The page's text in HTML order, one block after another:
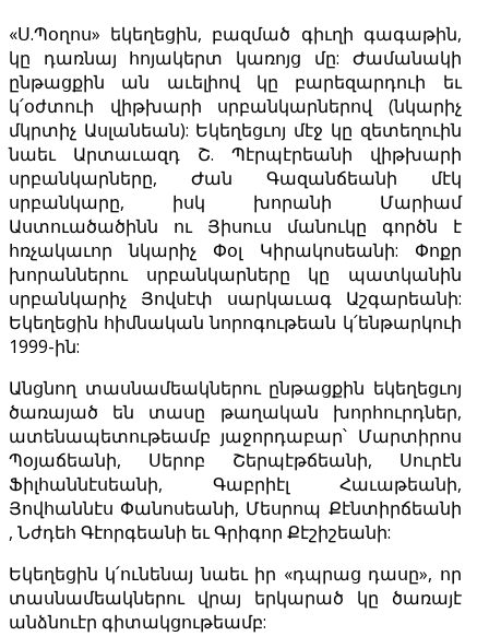
«Ս.Պօղոս» եկեղեցին, բազմած գիւղի գագաթին,
կը դառնայ հոյակերտ կառոյց մը: Ժամանակի
ընթացքին ան աւելիով կը բարեզարդուի եւ
կ՛օժտուի վիթխարի սրբանկարներով (նկարիչ
մկրտիչ Ասլանեան): Եկեղեցւոյ մէջ կը զետեղուին
նաեւ Արտաւազդ Շ. Պէրպէրեանի վիթխարի
սրբանկարները, Ժան Գազանճեանի մէկ
սրբանկարը, իսկ խորանի Մարիամ
Աստուածածինն ու Յիսուս մանուկը գործն է
հռչակաւոր նկարիչ Փօլ Կիրակոսեանի: Փոքր
խորաններու սրբանկարները կը պատկանին
սրբանկարիչ Յովսէփ սարկաւագ Աշգարեանի:
Եկեղեցին հիմնական նորոգութեան կ՛ենթարկուի
1999-ին:
Անցնող տասնամեակներու ընթացքին եկեղեցւոյ
ծառայած են տասը թաղական խորհուրդներ,
ատենապետութեամբ յաջորդաբար՝ Մարտիրոս
Պօյաճեանի, Սերոբ Շերպէթճեանի, Սուրէն
Ֆիլհաննէսեանի, Գաբրիէլ Հաւաթեանի,
Յովհաննէս Փանոսեանի, Մեսրոպ Քէնտիրճեանի
, Նժդեհ Գէորգեանի եւ Գրիգոր Քէշիշեանի:
Եկեղեցին կ՛ունենայ նաեւ իր «դպրաց դասը», որ
տասնամեակներու վրայ երկարած կը ծառայէ
անձնուէր գիտակցութեամբ: